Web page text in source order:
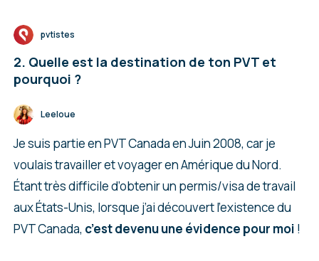
pvtistes
2. Quelle est la destination de ton PVT et
pourquoi ?
Leeloue
Je suis partie en PVT Canada en Juin 2008, car je
voulais travailler et voyager en Amérique du Nord.
Étant très difficile d’obtenir un permis/visa de travail
aux États-Unis, lorsque j’ai découvert l’existence du
PVT Canada, c’est devenu une évidence pour moi !